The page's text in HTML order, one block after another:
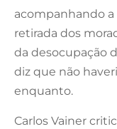
acompanhando a
retirada dos
da desocupação
diz que não
enquanto.
Carlos Vainer